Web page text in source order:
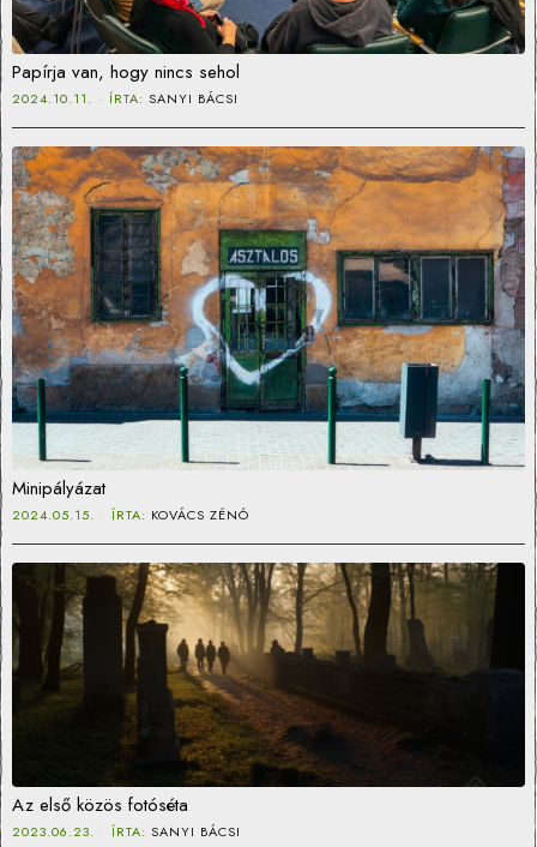
Papírja van, hogy nincs sehol
2024.10.11. ÍRTA: SANYI BÁCSI
Minipályázat
2024.05.15. ÍRTA: KOVÁCS ZÉNÓ
Az első közös fotóséta
2023.06.23. ÍRTA: SANYI BÁCSI